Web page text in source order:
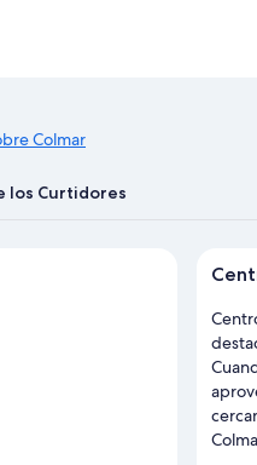
Colmar
los Curtidores
el mapa de Centro de la